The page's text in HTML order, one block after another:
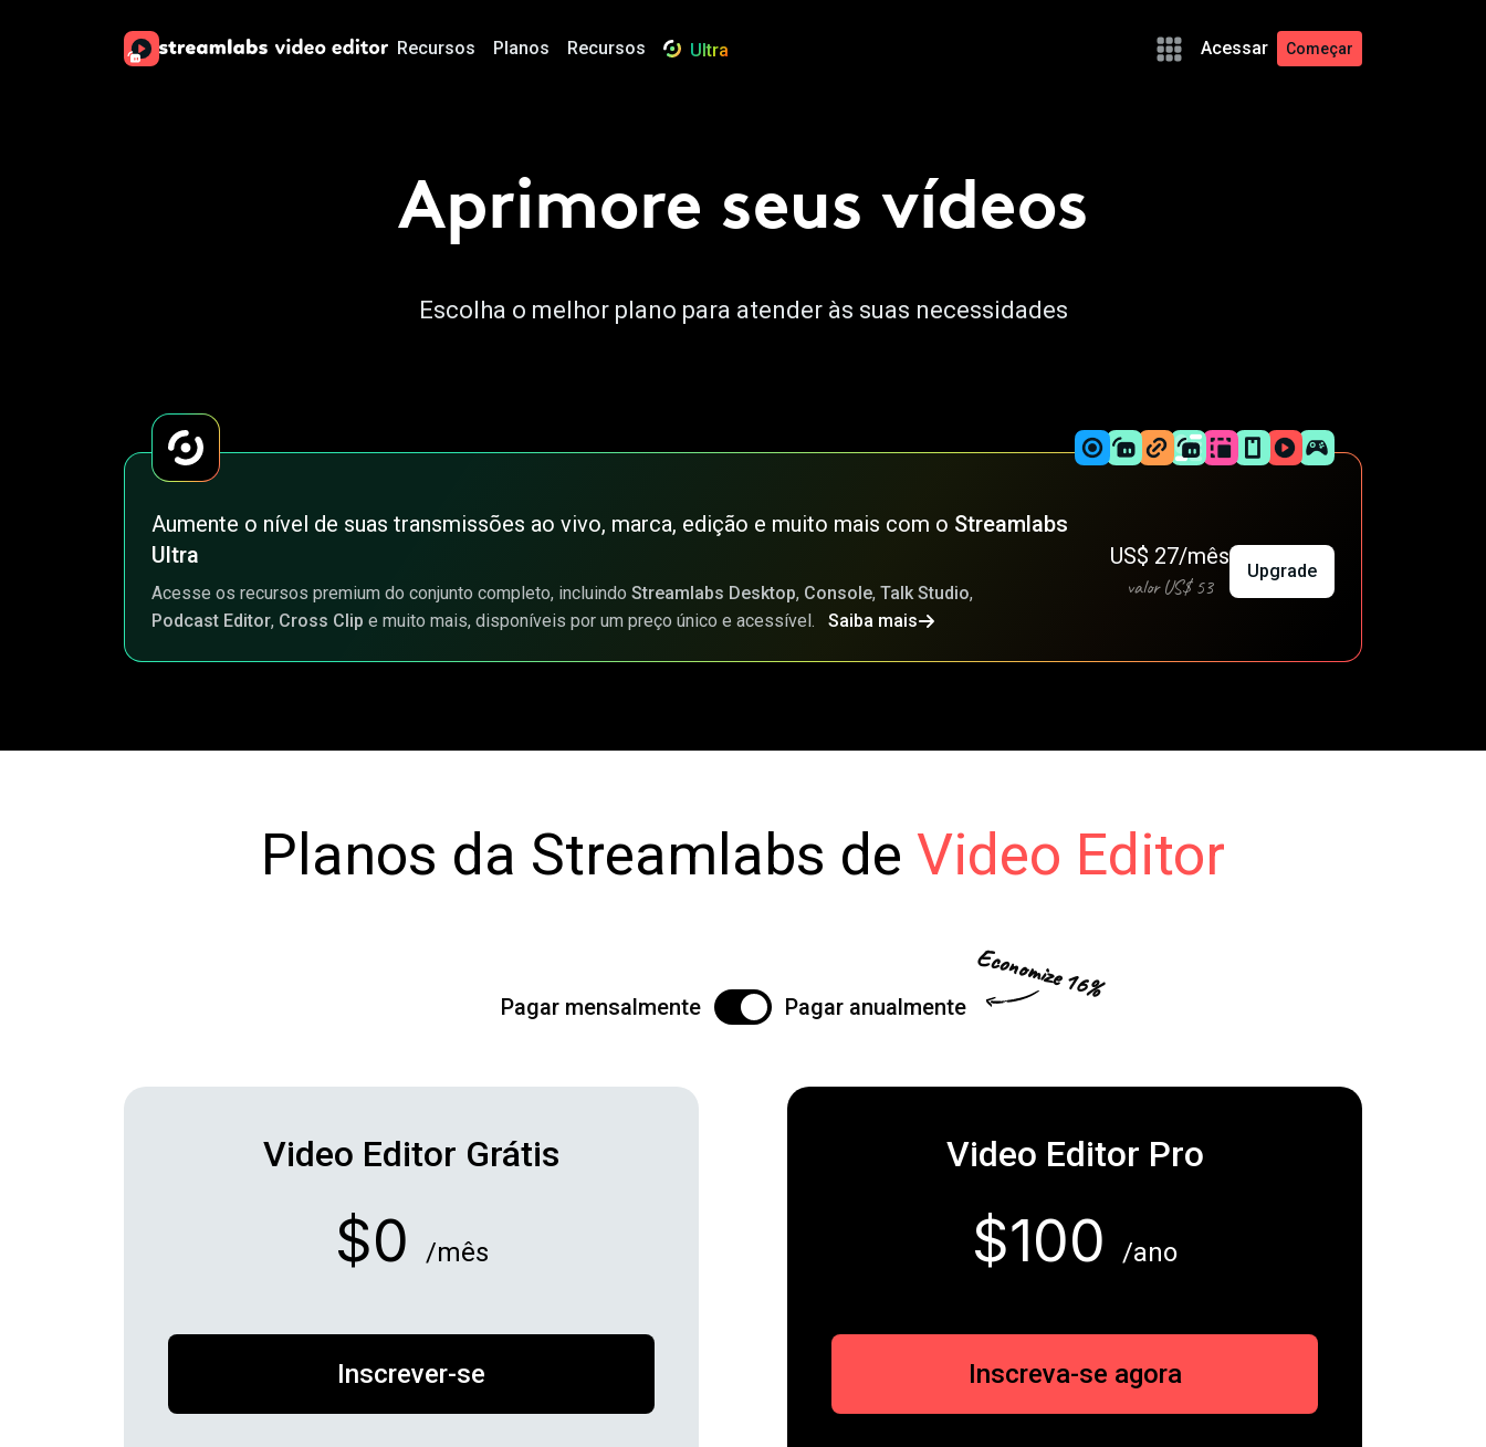
Recursos Planos Recursos Ultra Acessar Começar
Aprimore seus vídeos
Escolha o melhor plano para atender às suas necessidades
Aumente o nível de suas transmissões ao vivo, marca, edição e muito mais com o Streamlabs
Ultra
Acesse os recursos premium do conjunto completo, incluindo Streamlabs Desktop, Console, Talk Studio,
Podcast Editor, Cross Clip e muito mais, disponíveis por um preço único e acessível. Saiba mais
US$ 27/mês
valor US$ 53
Upgrade
Planos da Streamlabs de Video Editor
Pagar mensalmente Pagar anualmente
Economize 16%
Video Editor Grátis
$0 /mês
Inscrever-se
Video Editor Pro
$100 /ano
Inscreva-se agora